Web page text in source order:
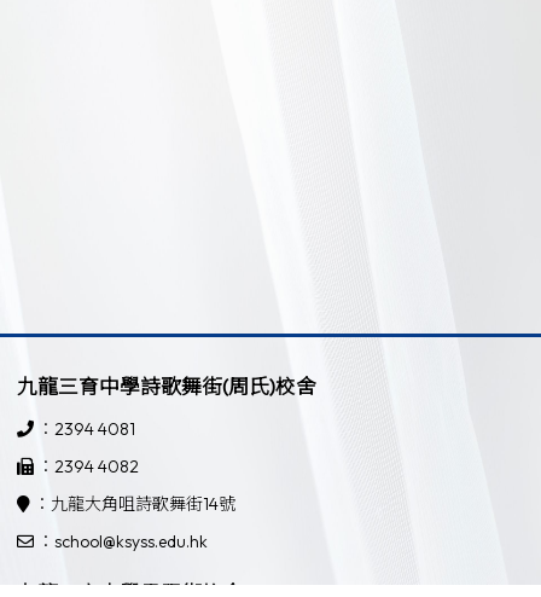
九龍三育中學詩歌舞街(周氏)校舍
：2394 4081
：2394 4082
：九龍大角咀詩歌舞街14號
：school@ksyss.edu.hk